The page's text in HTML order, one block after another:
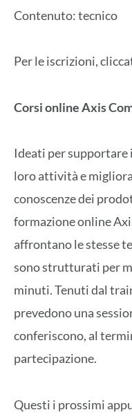
Contenuto: tecnico
Per le iscrizioni,
Corsi online Axis
Ideati per
loro attività e
conoscenze dei
formazione online
affrontano le stesse
sono strutturati per
minuti. Tenuti dal
prevedono una
conferiscono, al
partecipazione.
Questi i prossimi